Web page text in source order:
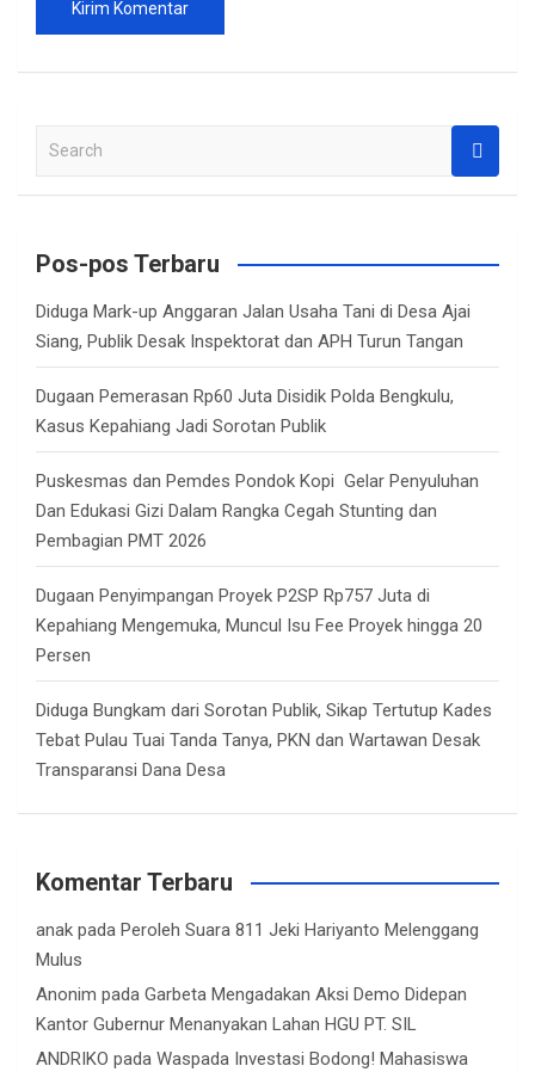
a
c
Pos-pos Terbaru
Diduga Mark-up Anggaran Jalan Usaha Tani di Desa Ajai
Siang, Publik Desak Inspektorat dan APH Turun Tangan
Dugaan Pemerasan Rp60 Juta Disidik Polda Bengkulu,
Kasus Kepahiang Jadi Sorotan Publik
Puskesmas dan Pemdes Pondok Kopi Gelar Penyuluhan
Dan Edukasi Gizi Dalam Rangka Cegah Stunting dan
Pembagian PMT 2026
Dugaan Penyimpangan Proyek P2SP Rp757 Juta di
Kepahiang Mengemuka, Muncul Isu Fee Proyek hingga 20
Persen
Diduga Bungkam dari Sorotan Publik, Sikap Tertutup Kades
Tebat Pulau Tuai Tanda Tanya, PKN dan Wartawan Desak
Transparansi Dana Desa
Komentar Terbaru
anak pada Peroleh Suara 811 Jeki Hariyanto Melenggang
Mulus
Anonim pada Garbeta Mengadakan Aksi Demo Didepan
Kantor Gubernur Menanyakan Lahan HGU PT. SIL
ANDRIKO pada Waspada Investasi Bodong! Mahasiswa